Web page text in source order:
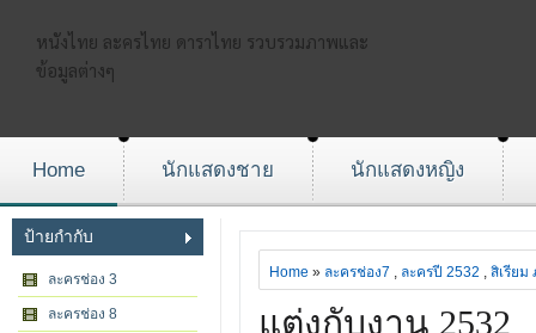
หนังไทย ละครไทย ดาราไทย รวบรวมภาพและ
ข้อมูลต่างๆ
Home นักแสดงชาย นักแสดงหญิง
ป้ายกำกับ
ละครช่อง 3
ละครช่อง 8
Home » ละครช่อง7 , ละครปี 2532 , สิเรียม
แต่งกับงาน 2532